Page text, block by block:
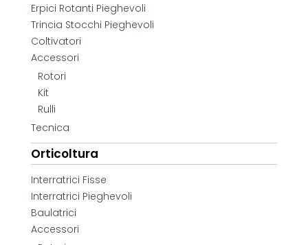
Erpici Rotanti Pieghevoli
Trincia Stocchi Pieghevoli
Coltivatori
Accessori
Rotori
Kit
Rulli
Tecnica
Orticoltura
Interratrici Fisse
Interratrici Pieghevoli
Baulatrici
Accessori